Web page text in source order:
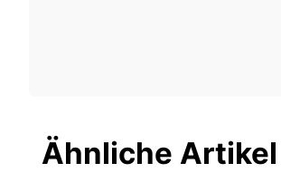
Ähnliche Artikel